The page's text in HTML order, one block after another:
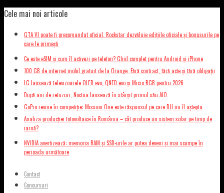
Cele mai noi articole
GTA VI poate fi precomandat oficial. Rockstar dezvăluie edițiile oficiale și bonusurile pe
care le primești
Ce este eSIM și cum îl activezi pe telefon? Ghid complet pentru Android și iPhone
100 GB de internet mobil gratuit de la Orange. Fără contract, fără acte și fără obligații
LG lansează televizoarele OLED evo, QNED evo și Micro RGB pentru 2026
După ani de refuzuri, Noctua lansează în sfârșit primul său AIO
GoPro revine în competiție: Mission One este răspunsul pe care DJI nu îl aștepta
Analiza producției fotovoltaice în România – cât produce un sistem solar pe timp de
iarnă?
NVIDIA avertizează: memoria RAM și SSD-urile ar putea deveni și mai scumpe în
perioada următoare
Contact
Concursuri